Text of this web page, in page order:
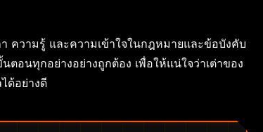
า ความรู้ และความเข้าใจในกฎหมายและข้อบังคับ
ตอนทุกอย่างอย่างถูกต้อง เพื่อให้แน่ใจว่าเต่าของ
ด้อย่างดี